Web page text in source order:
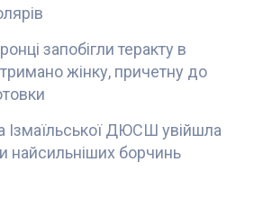
запобігли теракту в
жінку, причетну до
Ізмаїльської ДЮСШ увійшла
найсильніших борчинь